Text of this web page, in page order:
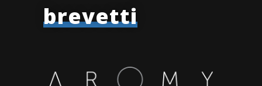
brevetti